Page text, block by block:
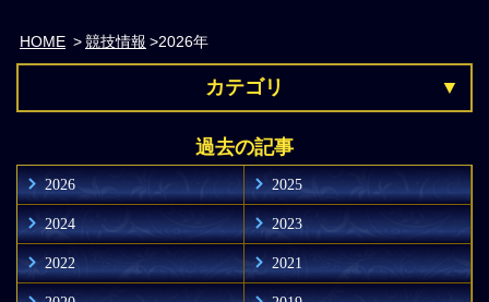
HOME 競技情報 2026年
カテゴリ
過去の記事
2026 2025
2024 2023
2022 2021